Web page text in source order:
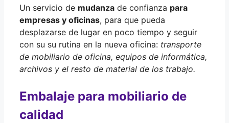
Un servicio de mudanza de confianza para
empresas y oficinas, para que pueda
desplazarse de lugar en poco tiempo y seguir
con su su rutina en la nueva oficina: transporte
de mobiliario de oficina, equipos de informática,
archivos y el resto de material de los trabajo.
Embalaje para mobiliario de
calidad